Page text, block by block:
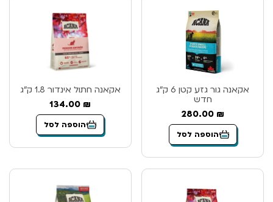
אקאנה גור גזע קטן 6 ק”ג
חדש
280.00 ₪
הוספה לסל
אקאנה חתול אינדור 1.8 ק”ג
134.00 ₪
הוספה לסל